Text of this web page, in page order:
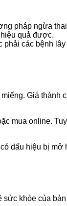
pháp ngừa
quả được.
các bệnh
Giá thành
mua online.
dấu hiệu bị
khỏe của bản